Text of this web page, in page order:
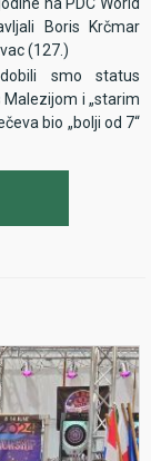
na PDC World
Boris Krčmar
(127.)
smo status
Malezijom i „starim
bio „bolji od 7“